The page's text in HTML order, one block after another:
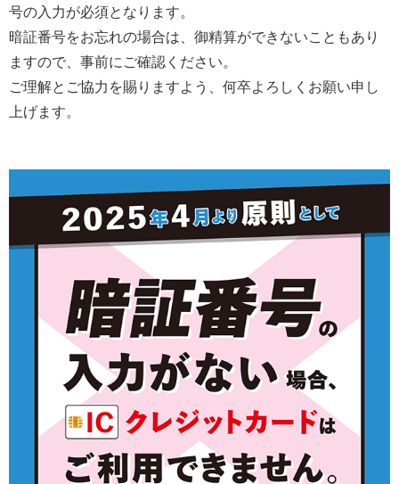
号の入力が必須となります。
暗証番号をお忘れの場合は、御精算ができないこともあり
ますので、事前にご確認ください。
ご理解とご協力を賜りますよう、何卒よろしくお願い申し
上げます。